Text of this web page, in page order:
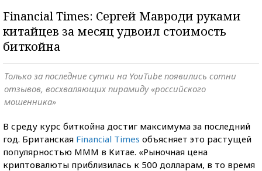
Financial Times: Сергей Мавроди руками
китайцев за месяц удвоил стоимость
биткойна
Только за последние сутки на YouTube появились сотни
отзывов, восхваляющих пирамиду «российского
мошенника»
В среду курс биткойна достиг максимума за последний
год. Британская Financial Times объясняет это растущей
популярностью МММ в Китае. «Рыночная цена
криптовалюты приблизилась к 500 долларам, в то время